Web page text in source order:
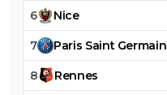
6 Nice
7 Paris Saint Germain
8 Rennes